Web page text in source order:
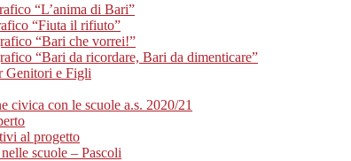
“L’anima di Bari”
“Fiuta il rifiuto”
“Bari che vorrei!”
“Bari da ricordare, Bari da dimenticare”
Genitori e Figli
civica con le scuole a.s. 2020/21
al progetto
scuole – Pascoli